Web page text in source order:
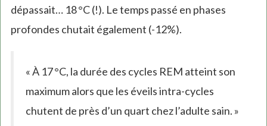
dépassait… 18 °C (!). Le temps passé en phases
profondes chutait également (-12%).
« À 17 °C, la durée des cycles REM atteint son
maximum alors que les éveils intra-cycles
chutent de près d’un quart chez l’adulte sain. »